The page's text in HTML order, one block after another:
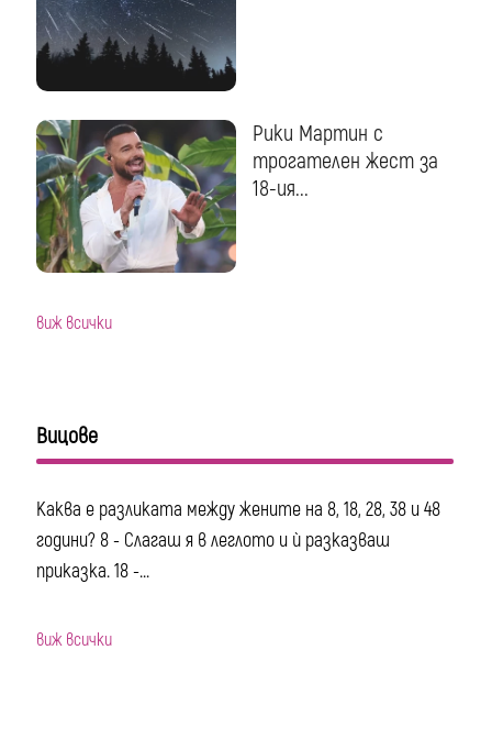
Рики Мартин с
трогателен жест за
18-ия...
виж всички
Вицове
Каква е разликата между жените на 8, 18, 28, 38 и 48
години? 8 - Слагаш я в леглото и ѝ разказваш
приказка. 18 -...
виж всички